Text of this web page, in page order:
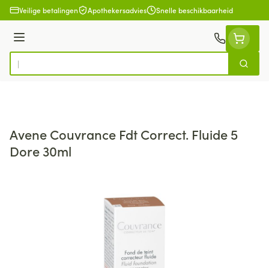
Ga naar de inhoud
Veilige betalingen Apothekersadvies Snelle beschikbaarheid
Menu
Product, merk, categorie...
Zoek
Avene Couvrance Fdt Correct. Fluide 5
Dore 30ml